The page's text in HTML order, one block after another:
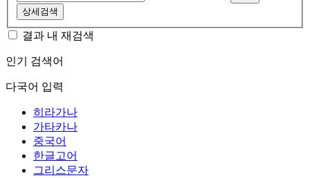
상세검색
결과 내 재검색
인기 검색어
다국어 입력
히라가나
가타카나
중국어
한글고어
그리스문자